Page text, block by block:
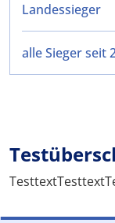
Landessieger
alle Sieger seit